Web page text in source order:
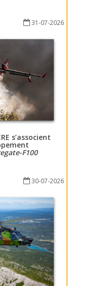
31-07-2026
s’associent
F100
30-07-2026